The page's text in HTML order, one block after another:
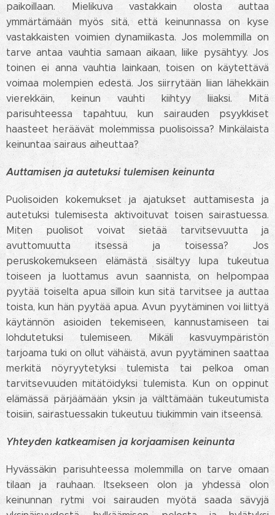
paikoillaan. Mielikuva vastakkain olosta auttaa
ymmärtämään myös sitä, että keinunnassa on kyse
vastakkaisten voimien dynamiikasta. Jos molemmilla on
tarve antaa vauhtia samaan aikaan, liike pysähtyy. Jos
toinen ei anna vauhtia lainkaan, toisen on käytettävä
voimaa molempien edestä. Jos siirrytään liian lähekkäin
vierekkäin, keinun vauhti kiihtyy liiaksi. Mitä
parisuhteessa tapahtuu, kun sairauden psyykkiset
haasteet heräävät molemmissa puolisoissa? Minkälaista
keinuntaa sairaus aiheuttaa?
Auttamisen ja autetuksi tulemisen keinunta
Puolisoiden kokemukset ja ajatukset auttamisesta ja
autetuksi tulemisesta aktivoituvat toisen sairastuessa.
Miten puolisot voivat sietää tarvitsevuutta ja
avuttomuutta itsessä ja toisessa? Jos
peruskokemukseen elämästä sisältyy lupa tukeutua
toiseen ja luottamus avun saannista, on helpompaa
pyytää toiselta apua silloin kun sitä tarvitsee ja auttaa
toista, kun hän pyytää apua. Avun pyytäminen voi liittyä
käytännön asioiden tekemiseen, kannustamiseen tai
lohdutetuksi tulemiseen. Mikäli kasvuympäristön
tarjoama tuki on ollut vähäistä, avun pyytäminen saattaa
merkitä nöyryytetyksi tulemista tai pelkoa oman
tarvitsevuuden mitätöidyksi tulemista. Kun on oppinut
elämässä pärjäämään yksin ja välttämään tukeutumista
toisiin, sairastuessakin tukeutuu tiukimmin vain itseensä.
Yhteyden katkeamisen ja korjaamisen keinunta
Hyvässäkin parisuhteessa molemmilla on tarve omaan
tilaan ja rauhaan. Itsekseen olon ja yhdessä olon
keinunnan rytmi voi sairauden myötä saada sävyjä